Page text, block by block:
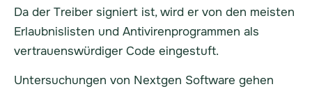
Da der Treiber signiert ist, wird er von den meisten
Erlaubnislisten und Antivirenprogrammen als
vertrauenswürdiger Code eingestuft.
Untersuchungen von Nextgen Software gehen